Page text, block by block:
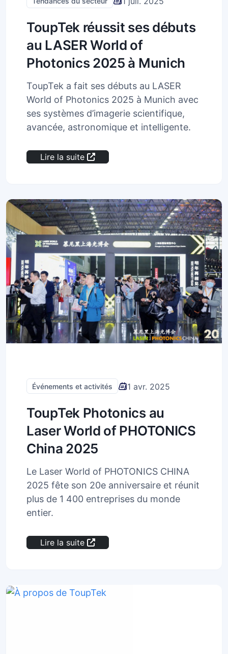
ToupTek réussit ses débuts
au LASER World of
Photonics 2025 à Munich
ToupTek a fait ses débuts au LASER
World of Photonics 2025 à Munich avec
ses systèmes d’imagerie scientifique,
avancée, astronomique et intelligente.
Lire la suite
Événements et activités 1 avr. 2025
ToupTek Photonics au
Laser World of PHOTONICS
China 2025
Le Laser World of PHOTONICS CHINA
2025 fête son 20e anniversaire et réunit
plus de 1 400 entreprises du monde
entier.
Lire la suite